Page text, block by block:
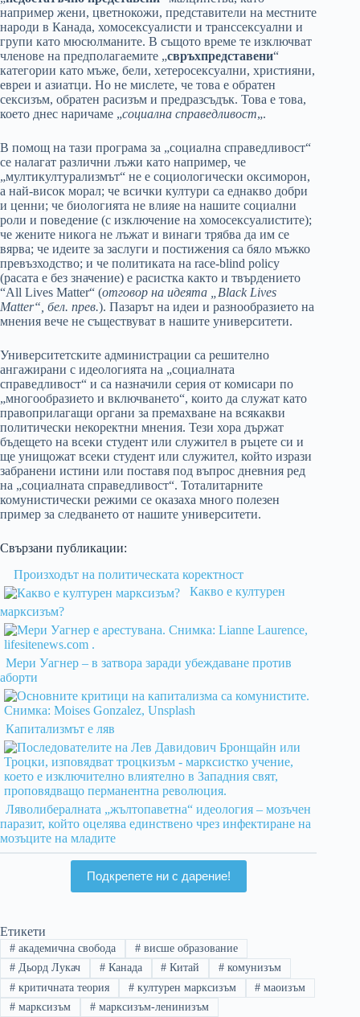
например жени, цветнокожи, представители на местните
народи в Канада, хомосексуалисти и транссексуални и
групи като мюсюлманите. В същото време те изключват
членове на предполагаемите „свръхпредставени“
категории като мъже, бели, хетеросексуални, християни,
евреи и азиатци. Но не мислете, че това е обратен
сексизъм, обратен расизъм и предразсъдък. Това е това,
което днес наричаме „социална справедливост„.
В помощ на тази програма за „социална справедливост“
се налагат различни лъжи като например, че
„мултикултурализмът“ не е социологически оксиморон,
а най-висок морал; че всички култури са еднакво добри
и ценни; че биологията не влияе на нашите социални
роли и поведение (с изключение на хомосексуалистите);
че жените никога не лъжат и винаги трябва да им се
вярва; че идеите за заслуги и постижения са бяло мъжко
превъзходство; и че политиката на race-blind policy
(расата е без значение) е расистка както и твърдението
“All Lives Matter“ (отговор на идеята „Black Lives
Matter“, бел. прев.). Пазарът на идеи и разнообразието на
мнения вече не съществуват в нашите университети.
Университетските администрации са решително
ангажирани с идеологията на „социалната
справедливост“ и са назначили серия от комисари по
„многообразието и включването“, които да служат като
правоприлагащи органи за премахване на всякакви
политически некоректни мнения. Тези хора държат
бъдещето на всеки студент или служител в ръцете си и
ще унищожат всеки студент или служител, който изрази
забранени истини или поставя под въпрос дневния ред
на „социалната справедливост“. Тоталитарните
комунистически режими се оказаха много полезен
пример за следването от нашите университети.
Свързани публикации:
Произходът на политическата коректност
Какво е културен
марксизъм?
Мери Уагнер – в затвора заради убеждаване против
аборти
Капитализмът е ляв
Ляволибералната „жълтопаветна“ идеология – мозъчен
паразит, който оцелява единствено чрез инфектиране на
мозъците на младите
Подкрепете ни с дарение!
Етикети
#академична свобода #висше образование
#Дьорд Лукач #Канада # Китай # комунизъм
#критичната теория #културен марксизъм # маоизъм
#марксизъм #марксизъм-ленинизъм